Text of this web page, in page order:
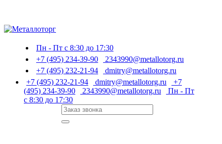
Пн - Пт с 8:30 до 17:30
+7 (495) 234-39-90
2343990@metallotorg.ru
+7 (495) 232-21-94
dmitry@metallotorg.ru
+7 (495) 232-21-94
dmitry@metallotorg.ru
+7
(495) 234-39-90
2343990@metallotorg.ru
Пн - Пт
с 8:30 до 17:30